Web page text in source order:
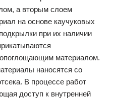
а вторым слоем
на основе каучуковых
при их наличии
материалом.
наносятся со
В процессе работ
доступ к внутренней